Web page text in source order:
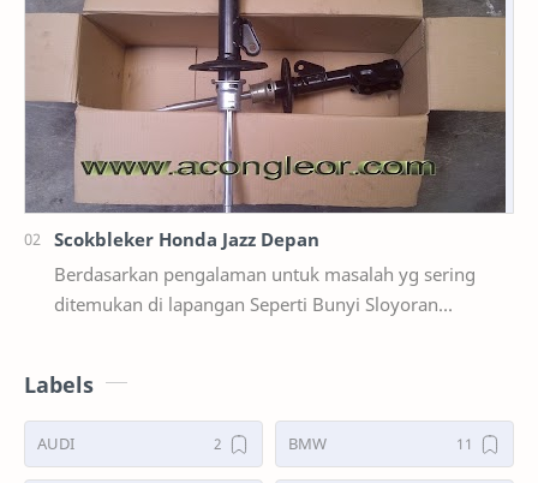
Scokbleker Honda Jazz Depan
Berdasarkan pengalaman untuk masalah yg sering
ditemukan di lapangan Seperti Bunyi Sloyoran
Labels
AUDI BMW